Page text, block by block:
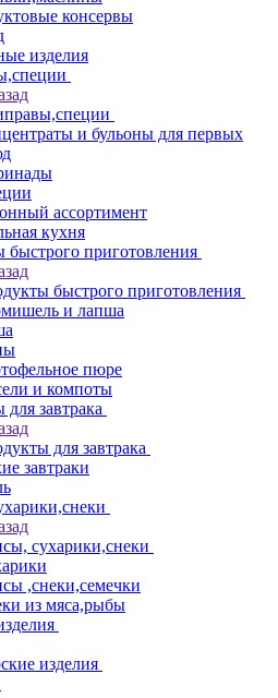
консервы
изделия
и бульоны для первых
ассортимент
кухня
быстрого приготовления
быстрого приготовления
и лапша
пюре
и компоты
завтрака
для завтрака
завтраки
сухарики,снеки
,снеки,семечки
из мяса,рыбы
изделия